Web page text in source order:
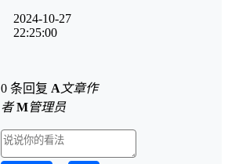
2024-10-27
22:25:00
0 条回复 A 文章作
者 M管理员